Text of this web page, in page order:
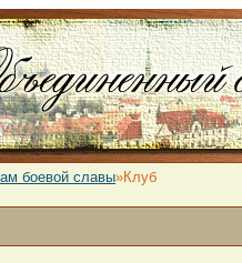
боевой славы»Клуб